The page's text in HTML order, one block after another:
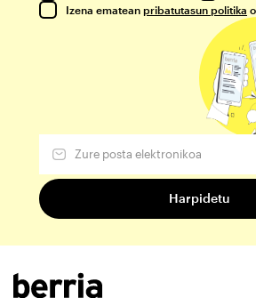
Izena ematean pribatutasun politika